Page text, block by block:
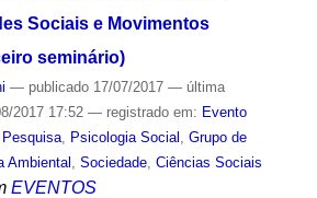
Sociais e Movimentos
seminário)
— publicado17/07/2017 — última
2017 17:52 — registrado em: Evento
Pesquisa, Psicologia Social
Grupo de
Ambiental
Sociedade, Ciências Sociais
EVENTOS